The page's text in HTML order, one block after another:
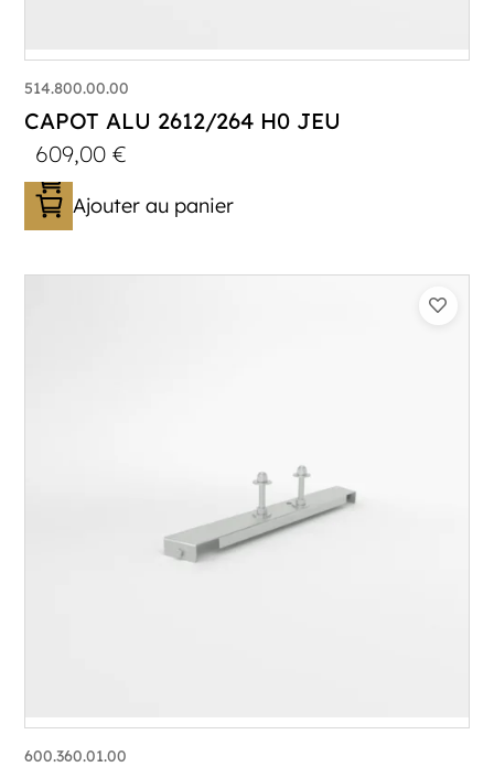
514.800.00.00
CAPOT ALU 2612/264 H0 JEU
609,00€
Ajouter au panier
600.360.01.00